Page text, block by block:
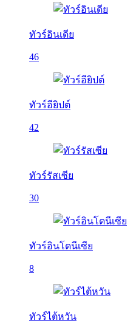
ทัวร์อินเดีย
46
ทัวร์อียิปต์
42
ทัวร์รัสเซีย
30
ทัวร์อินโดนีเซีย
8
ทัวร์ไต้หวัน